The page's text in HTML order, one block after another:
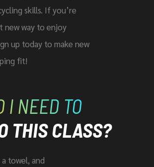
skills. If you’re
new way to enjoy
up today to make new
fit!
I NEED TO
THIS CLASS?
towel, and